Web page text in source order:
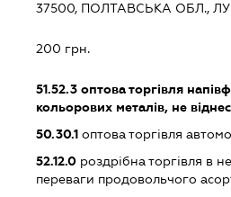
37500, ПОЛТАВСЬКА ОБЛ.,
200 грн.
51.52.3 оптова торгівля
кольорових металів, не
50.30.1 оптова торгівля
52.12.0 роздрібна торгівля в
переваги продовольчого